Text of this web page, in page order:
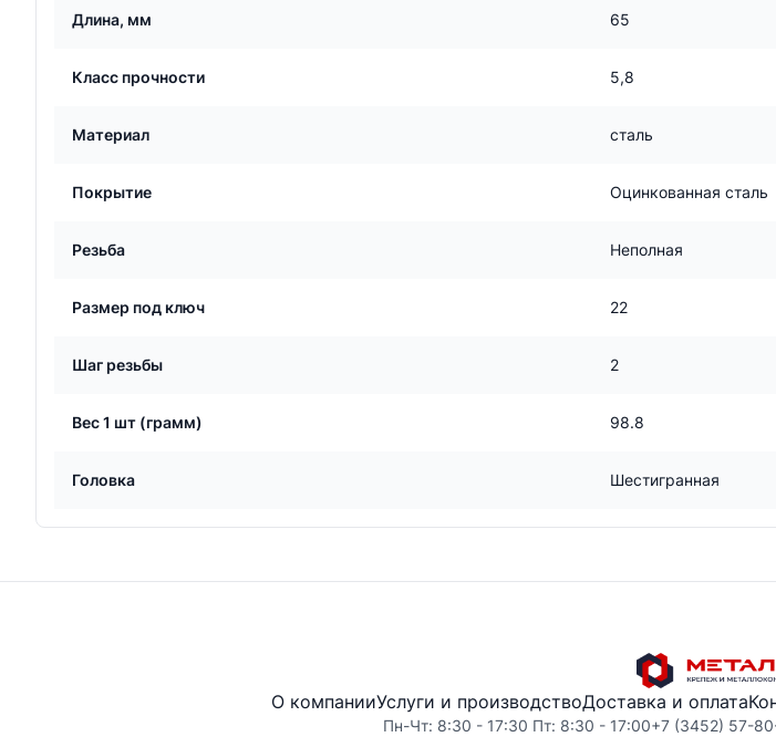
Длина, мм 65
Класс прочности 5,8
Материал сталь
Покрытие Оцинкованная сталь
Резьба Неполная
Размер под ключ 22
Шаг резьбы 2
Вес 1 шт (грамм) 98.8
Головка Шестигранная
О компанииУслуги и производствоДоставка и оплата
Пн-Чт: 8:30 - 17:30 Пт: 8:30 - 17:00+7 (3452) 57-